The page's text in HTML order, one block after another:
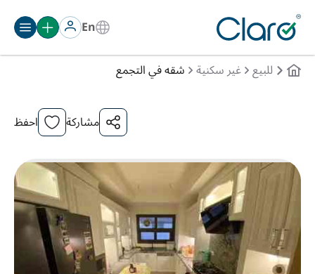
En
للبيع غير سكنية شقه في التجمع
مشاركة احفظ